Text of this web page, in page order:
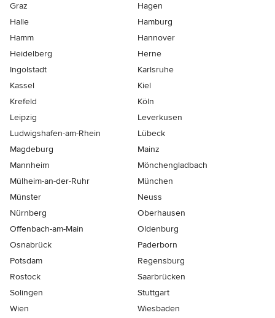
Graz
Hagen
Halle
Hamburg
Hamm
Hannover
Heidelberg
Herne
Ingolstadt
Karlsruhe
Kassel
Kiel
Krefeld
Köln
Leipzig
Leverkusen
Ludwigshafen-am-Rhein
Lübeck
Magdeburg
Mainz
Mannheim
Mönchen­gladbach
Mülheim-an-der-Ruhr
München
Münster
Neuss
Nürnberg
Oberhausen
Offenbach-am-Main
Oldenburg
Osnabrück
Paderborn
Potsdam
Regensburg
Rostock
Saarbrücken
Solingen
Stuttgart
Wien
Wiesbaden